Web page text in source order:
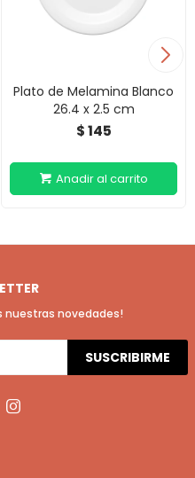
Plato de Melamina Blanco
26.4 x 2.5 cm
$145
nuestras novedades!
SUSCRIBIRME
